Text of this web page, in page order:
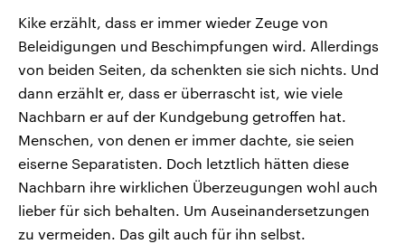
Kike erzählt, dass er immer wieder Zeuge von
Beleidigungen und Beschimpfungen wird. Allerdings
von beiden Seiten, da schenkten sie sich nichts. Und
dann erzählt er, dass er überrascht ist, wie viele
Nachbarn er auf der Kundgebung getroffen hat.
Menschen, von denen er immer dachte, sie seien
eiserne Separatisten. Doch letztlich hätten diese
Nachbarn ihre wirklichen Überzeugungen wohl auch
lieber für sich behalten. Um Auseinandersetzungen
zu vermeiden. Das gilt auch für ihn selbst.